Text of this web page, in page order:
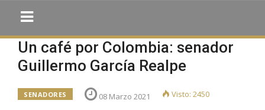
Un café por Colombia: senador
Guillermo García Realpe
SENADORES 08 Marzo 2021 Visto: 2450